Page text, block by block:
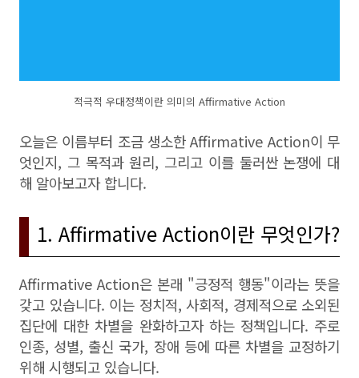
적극적 우대정책이란 의미의 Affirmative Action
오늘은 이름부터 조금 생소한 Affirmative Action이 무
엇인지, 그 목적과 원리, 그리고 이를 둘러싼 논쟁에 대
해 알아보고자 합니다.
1. Affirmative Action이란 무엇인가?
Affirmative Action은 본래 "긍정적 행동"이라는 뜻을
갖고 있습니다. 이는 정치적, 사회적, 경제적으로 소외된
집단에 대한 차별을 완화하고자 하는 정책입니다. 주로
인종, 성별, 출신 국가, 장애 등에 따른 차별을 교정하기
위해 시행되고 있습니다.